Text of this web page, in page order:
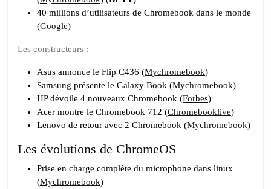
40 millions d’utilisateurs de Chromebook dans le monde
(Google)
Les constructeurs :
Asus annonce le Flip C436 (Mychromebook)
Samsung présente le Galaxy Book (Mychromebook)
HP dévoile 4 nouveaux Chromebook (Forbes)
Acer montre le Chromebook 712 (Chromebooklive)
Lenovo de retour avec 2 Chromebook (Mychromebook)
Les évolutions de ChromeOS
Prise en charge complète du microphone dans linux
(Mychromebook)